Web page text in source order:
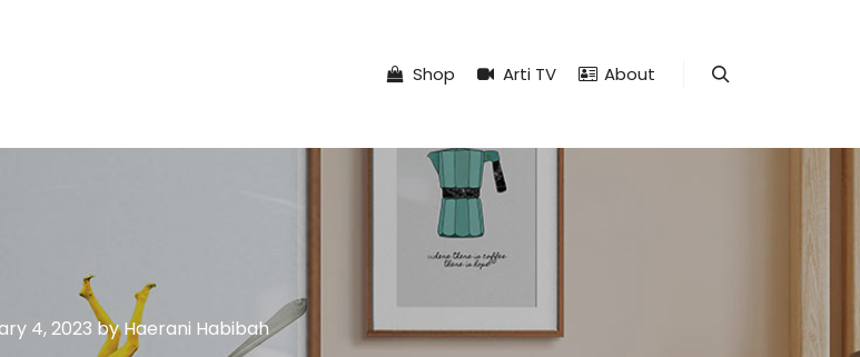
Shop Arti TV About
4, 2023 byHaerani Habibah